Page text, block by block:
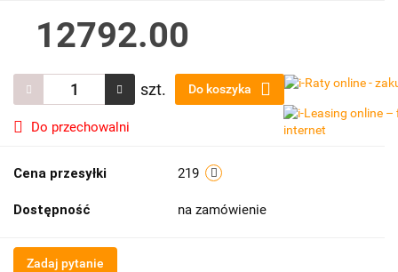
12792.00
szt. Do koszyka
Do przechowalni
Cena przesyłki 219
Dostępność na zamówienie
Zadaj pytanie